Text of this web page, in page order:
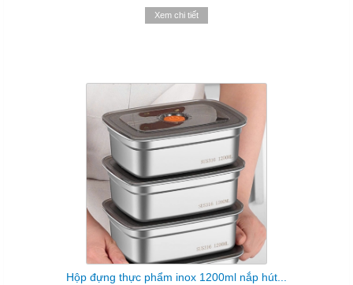
Xem chi tiết
Hộp đựng thực phẩm inox 1200ml nắp hút...